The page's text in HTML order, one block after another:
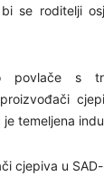
se roditelji
povlače s
temeljena
cjepiva u